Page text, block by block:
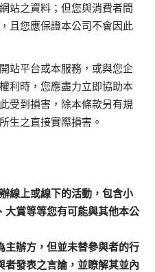
站之資料；但您與消費者間
且您應保證本公司不會因此
站平台或本服務，或與您企
利時，您應盡力立即協助本
受到損害，除本條款另有規
生之直接實際損害。
線上或線下的活動，包含小
大賞等等您有可能與其他本公
主辦方，但並未替參與者的行
發表之言論，並瞭解其並內